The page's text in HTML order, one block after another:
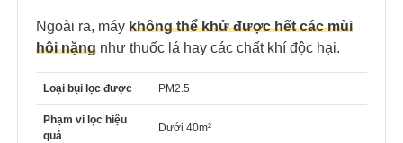
Ngoài ra, máy không thể khử được hết các mùi
hôi nặng như thuốc lá hay các chất khí độc hại.
Loại bụi lọc được PM2.5
Phạm vi lọc hiệu
quả
Dưới 40m²